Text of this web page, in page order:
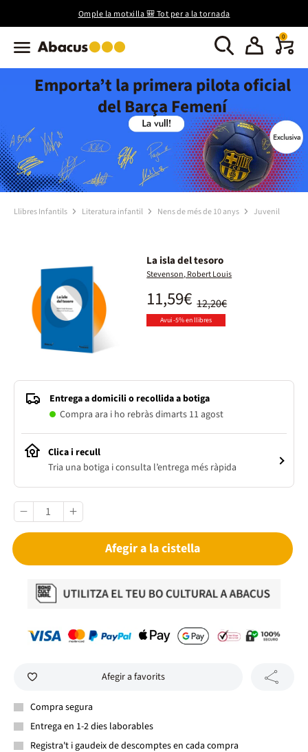
Omple la motxilla 🎒 Tot per a la tornada
0
Emporta’t la primera pilota oficial
del Barça Femení
Llibres Infantils Literatura infantil Nens de més de 10 anys Juvenil
La isla del tesoro
Stevenson, Robert Louis
12,20€
11,59€
Avui -5% en llibres
Entrega a domicili o recollida a botiga
Compra ara i ho rebràs dimarts 11 agost
Clica i recull
Tria una botiga i consulta l’entrega més ràpida
Afegir a la cistella
Afegir a favorits
Compra segura
Entrega en 1-2 dies laborables
Registra't i gaudeix de descomptes en cada compra